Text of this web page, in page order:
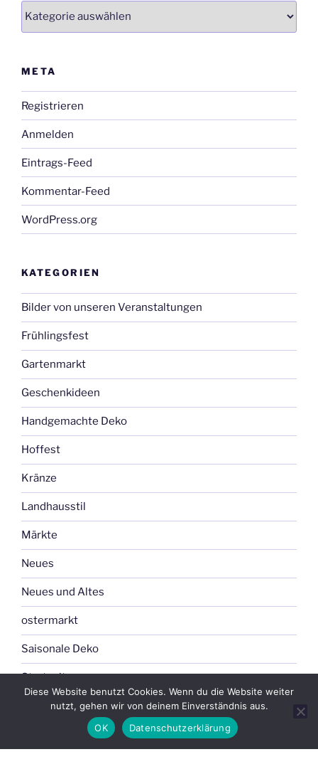
META
Registrieren
Anmelden
Eintrags-Feed
Kommentar-Feed
WordPress.org
KATEGORIEN
Bilder von unseren Veranstaltungen
Frühlingsfest
Gartenmarkt
Geschenkideen
Handgemachte Deko
Hoffest
Kränze
Landhausstil
Märkte
Neues
Neues und Altes
ostermarkt
Saisonale Deko
Startseite
unsere Produkte
Diese Website benutzt Cookies. Wenn du die Website weiter
nutzt, gehen wir von deinem Einverständnis aus.
OK
Datenschutzerklärung